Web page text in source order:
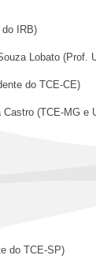
IRB)
Lobato (Prof.
do TCE-CE)
(TCE-MG e
do TCE-SP)